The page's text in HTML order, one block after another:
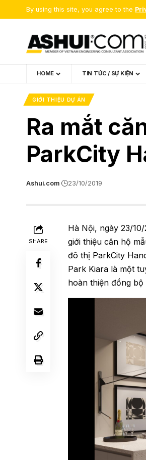
By using this site, you agree to the
HOME TIN TỨC / SỰ KIỆN
GIỚI THIỆU DỰ ÁN
Ra mắt
ParkCity
Ashui.com 23/10/2019
SHARE
Hà Nội, ngày 23/
giới thiệu căn hộ
đô thị ParkCity
Park Kiara là một
hoàn thiện đồng